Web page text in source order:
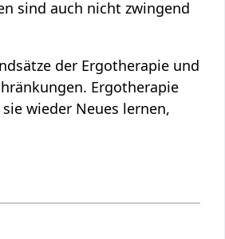
sind auch nicht zwingend
der Ergotherapie und
Ergotherapie
wieder Neues lernen,